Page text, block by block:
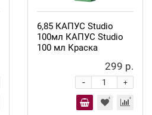
6,85 КАПУС Studio
100мл КАПУС Studio
100 мл Краска
299 р.
+
-